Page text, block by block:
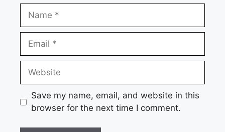
Name
Email
Website
Save my name, email, and website in this
browser for the next time I comment.